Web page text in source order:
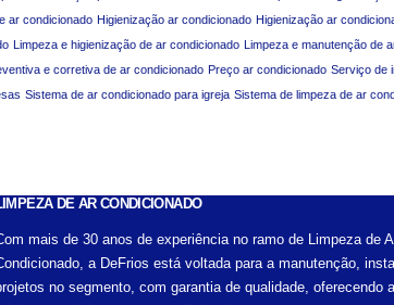
ar condicionado Higienização ar condicionado Higienização ar
Limpeza e higienização de ar condicionado Limpeza e manutenção de
e corretiva de ar condicionado Preço ar condicionado Serviço de
Sistema de ar condicionado para igreja Sistema de limpeza de ar
DE AR CONDICIONADO
mais de 30 anos de experiência no ramo de Limpeza de
a DeFrios está voltada para a manutenção,
no segmento, com garantia de qualidade, oferecendo